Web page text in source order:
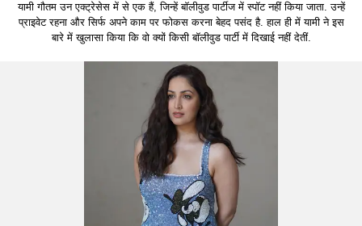
यामी गौतम उन एक्ट्रेसेस में से एक हैं, जिन्हें बॉलीवुड पार्टीज में स्पॉट नहीं किया जाता. उन्हें
प्राइवेट रहना और सिर्फ अपने काम पर फोकस करना बेहद पसंद है. हाल ही में यामी ने इस
बारे में खुलासा किया कि वो क्यों किसी बॉलीवुड पार्टी में दिखाई नहीं देतीं.